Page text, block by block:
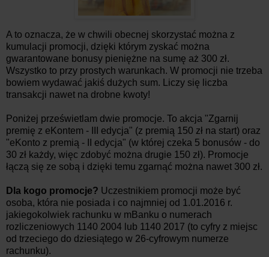
A to oznacza, że w chwili obecnej skorzystać można z
kumulacji promocji, dzięki którym zyskać można
gwarantowane bonusy pieniężne na sumę aż 300 zł.
Wszystko to przy prostych warunkach. W promocji nie trzeba
bowiem wydawać jakiś dużych sum. Liczy się liczba
transakcji nawet na drobne kwoty!
Poniżej prześwietlam dwie promocje. To akcja "Zgarnij
premię z eKontem - III edycja" (z premią 150 zł na start) oraz
"eKonto z premią - II edycja" (w której czeka 5 bonusów - do
30 zł każdy, więc zdobyć można drugie 150 zł). Promocje
łączą się ze sobą i dzięki temu zgarnąć można nawet 300 zł.
Dla kogo promocje? Uczestnikiem promocji może być
osoba, która nie posiada i co najmniej od 1.01.2016 r.
jakiegokolwiek rachunku w mBanku o numerach
rozliczeniowych 1140 2004 lub 1140 2017 (to cyfry z miejsc
od trzeciego do dziesiątego w 26-cyfrowym numerze
rachunku).